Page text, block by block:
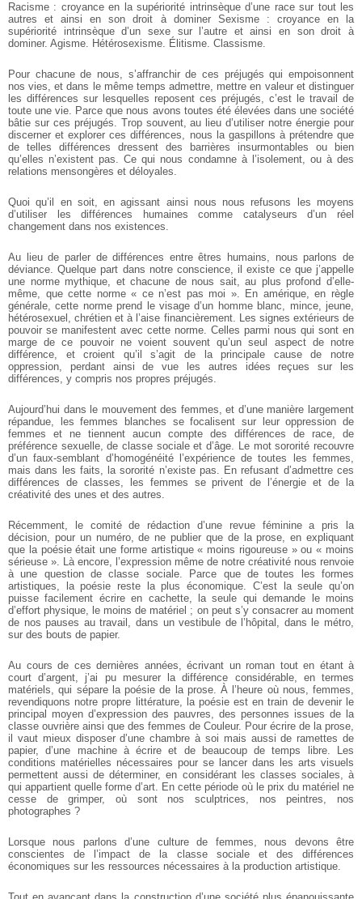
Racisme : croyance en la supériorité intrinsèque d’une race sur tout les
autres et ainsi en son droit à dominer Sexisme : croyance en la
supériorité intrinsèque d’un sexe sur l’autre et ainsi en son droit à
dominer. Agisme. Hétérosexisme. Élitisme. Classisme.
Pour chacune de nous, s’affranchir de ces préjugés qui empoisonnent
nos vies, et dans le même temps admettre, mettre en valeur et distinguer
les différences sur lesquelles reposent ces préjugés, c’est le travail de
toute une vie. Parce que nous avons toutes été élevées dans une société
bâtie sur ces préjugés. Trop souvent, au lieu d’utiliser notre énergie pour
discerner et explorer ces différences, nous la gaspillons à prétendre que
de telles différences dressent des barrières insurmontables ou bien
qu’elles n’existent pas. Ce qui nous condamne à l’isolement, ou à des
relations mensongères et déloyales.
Quoi qu’il en soit, en agissant ainsi nous nous refusons les moyens
d’utiliser les différences humaines comme catalyseurs d’un réel
changement dans nos existences.
Au lieu de parler de différences entre êtres humains, nous parlons de
déviance. Quelque part dans notre conscience, il existe ce que j’appelle
une norme mythique, et chacune de nous sait, au plus profond d’elle-
même, que cette norme « ce n’est pas moi ». En amérique, en règle
générale, cette norme prend le visage d’un homme blanc, mince, jeune,
hétérosexuel, chrétien et à l’aise financièrement. Les signes extérieurs de
pouvoir se manifestent avec cette norme. Celles parmi nous qui sont en
marge de ce pouvoir ne voient souvent qu’un seul aspect de notre
différence, et croient qu’il s’agit de la principale cause de notre
oppression, perdant ainsi de vue les autres idées reçues sur les
différences, y compris nos propres préjugés.
Aujourd’hui dans le mouvement des femmes, et d’une manière largement
répandue, les femmes blanches se focalisent sur leur oppression de
femmes et ne tiennent aucun compte des différences de race, de
préférence sexuelle, de classe sociale et d’âge. Le mot sororité recouvre
d’un faux-semblant d’homogénéité l’expérience de toutes les femmes,
mais dans les faits, la sororité n’existe pas. En refusant d’admettre ces
différences de classes, les femmes se privent de l’énergie et de la
créativité des unes et des autres.
Récemment, le comité de rédaction d’une revue féminine a pris la
décision, pour un numéro, de ne publier que de la prose, en expliquant
que la poésie était une forme artistique « moins rigoureuse » ou « moins
sérieuse ». Là encore, l’expression même de notre créativité nous renvoie
à une question de classe sociale. Parce que de toutes les formes
artistiques, la poésie reste la plus économique. C’est la seule qu’on
puisse facilement écrire en cachette, la seule qui demande le moins
d’effort physique, le moins de matériel ; on peut s’y consacrer au moment
de nos pauses au travail, dans un vestibule de l’hôpital, dans le métro,
sur des bouts de papier.
Au cours de ces dernières années, écrivant un roman tout en étant à
court d’argent, j’ai pu mesurer la différence considérable, en termes
matériels, qui sépare la poésie de la prose. À l’heure où nous, femmes,
revendiquons notre propre littérature, la poésie est en train de devenir le
principal moyen d’expression des pauvres, des personnes issues de la
classe ouvrière ainsi que des femmes de Couleur. Pour écrire de la prose,
il vaut mieux disposer d’une chambre à soi mais aussi de ramettes de
papier, d’une machine à écrire et de beaucoup de temps libre. Les
conditions matérielles nécessaires pour se lancer dans les arts visuels
permettent aussi de déterminer, en considérant les classes sociales, à
qui appartient quelle forme d’art. En cette période où le prix du matériel ne
cesse de grimper, où sont nos sculptrices, nos peintres, nos
photographes ?
Lorsque nous parlons d’une culture de femmes, nous devons être
conscientes de l’impact de la classe sociale et des différences
économiques sur les ressources nécessaires à la production artistique.